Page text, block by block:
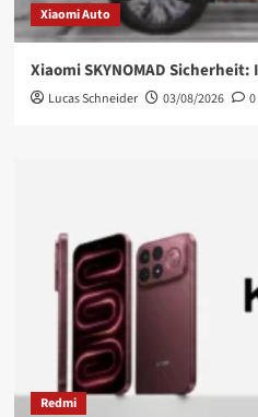
Xiaomi Auto
Xiaomi SKYNOMAD
Lucas Schneider 03/08/2026 0
Redmi